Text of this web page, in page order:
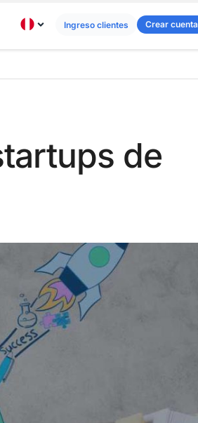
Ingreso clientes Crear cuenta
de